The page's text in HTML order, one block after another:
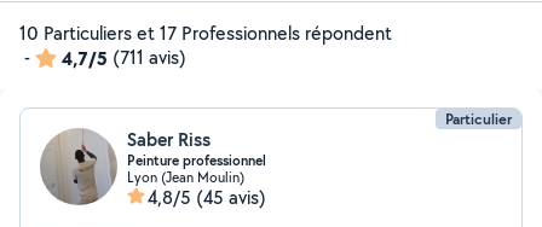
10 Particuliers et 17 Professionnels répondent
-
4,7/5 (711 avis)
Particulier
Saber Riss
Peinture professionnel
Lyon (Jean Moulin)
4,8/5 (45 avis)